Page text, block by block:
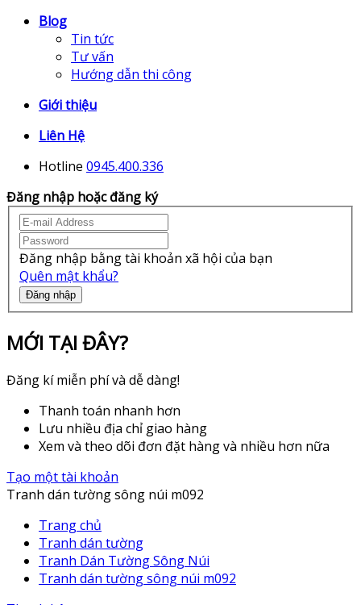
Blog
Tin tức
Tư vấn
Hướng dẫn thi công
Giới thiệu
Liên Hệ
Hotline 0945.400.336
Đăng nhập hoặc đăng ký
Đăng nhập bằng tài khoản xã hội của bạn
Quên mật khẩu?
Đăng nhập
MỚI TẠI ĐÂY?
Đăng kí miễn phí và dễ dàng!
Thanh toán nhanh hơn
Lưu nhiều địa chỉ giao hàng
Xem và theo dõi đơn đặt hàng và nhiều hơn nữa
Tạo một tài khoản
Tranh dán tường sông núi m092
Trang chủ
Tranh dán tường
Tranh Dán Tường Sông Núi
Tranh dán tường sông núi m092